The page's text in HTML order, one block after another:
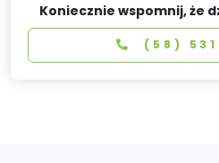
Koniecznie wspomnij, że
(58)